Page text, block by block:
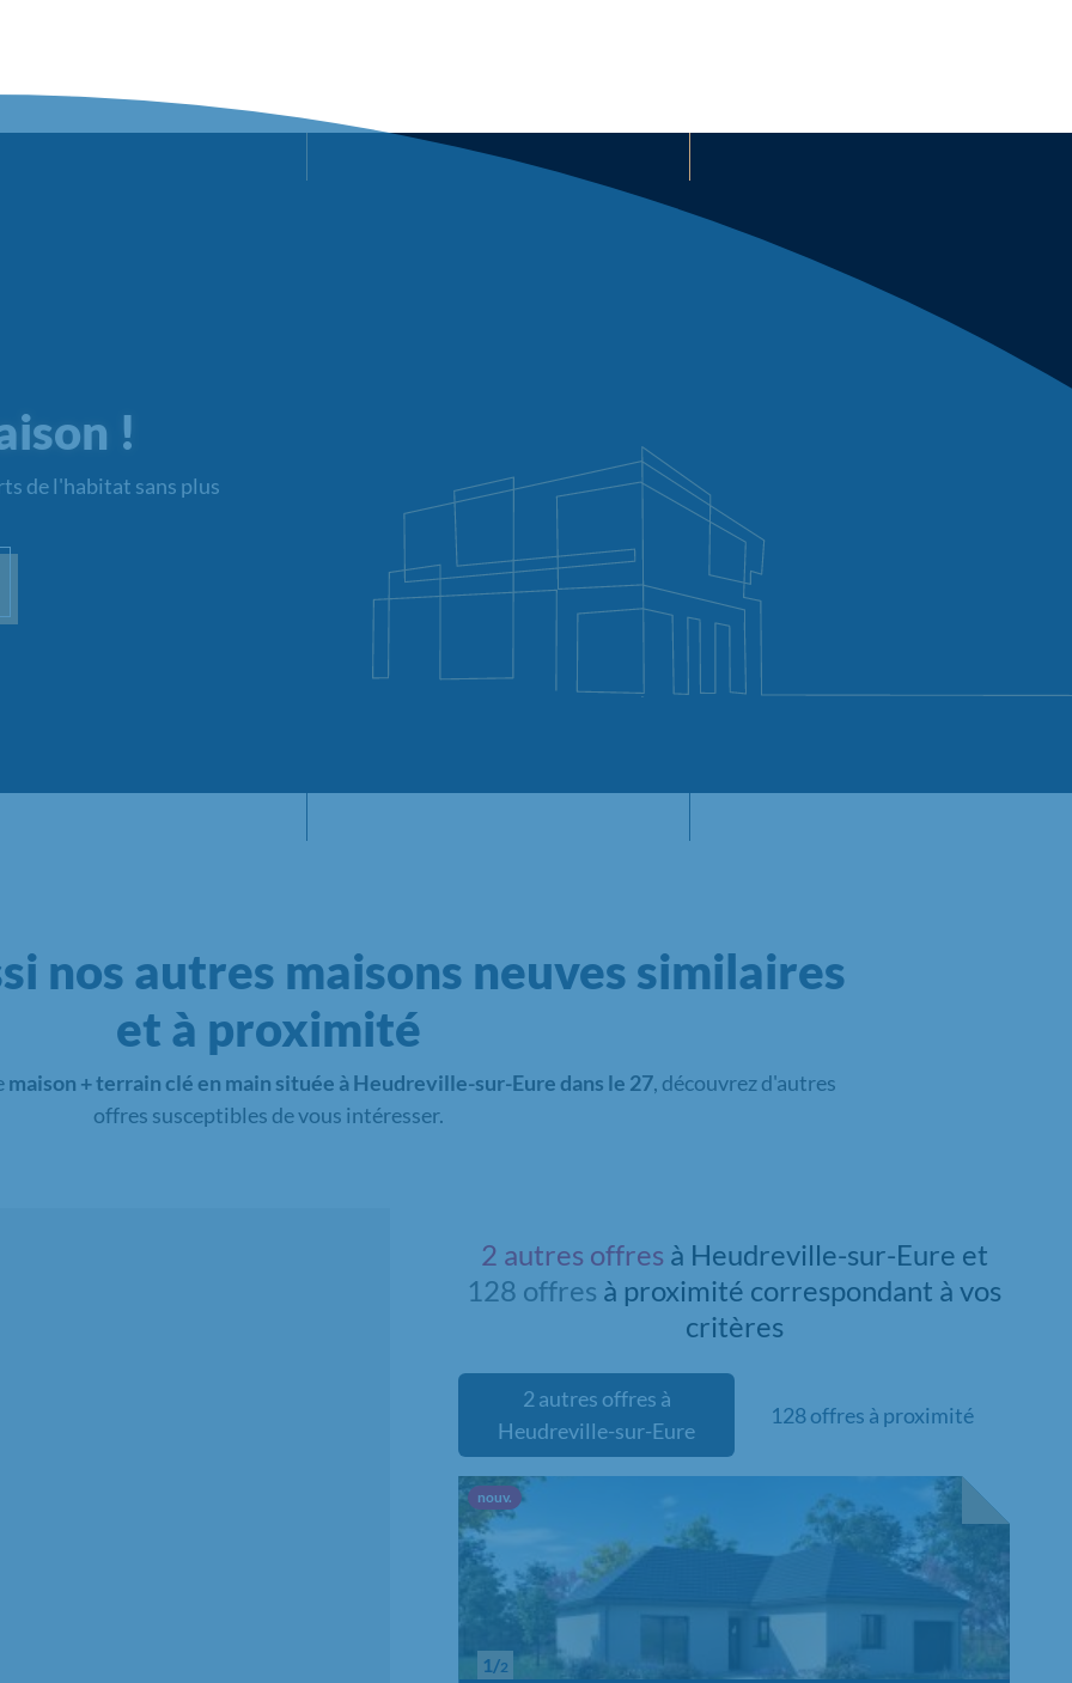
!
de l'habitat sans plus
nos autres maisons neuves similaires
et à proximité
maison + terrain clé en main située à Heudreville-sur-Eure dans le 27, découvrez d'autres
offres susceptibles de vous intéresser.
2 autres offres à Heudreville-sur-Eure et
128 offres à proximité correspondant à vos
critères
2 autres offres à
Heudreville-sur-Eure
128 offres à proximité
1/2
nouv. Nouvelle offre